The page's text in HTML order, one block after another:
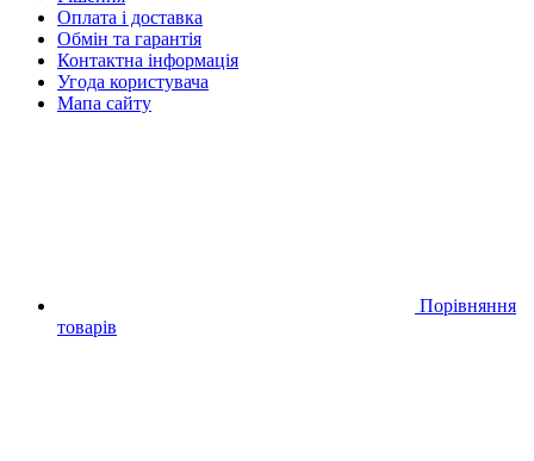
Оплата і доставка
Обмін та гарантія
Контактна інформація
Угода користувача
Мапа сайту
Порівняння
товарів